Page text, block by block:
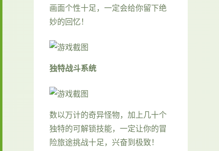
画面个性十足，一定会给你留下绝
妙的回忆！
独特战斗系统
数以万计的奇异怪物，加上几十个
独特的可解锁技能，一定让你的冒
险旅途挑战十足，兴奋到极致！